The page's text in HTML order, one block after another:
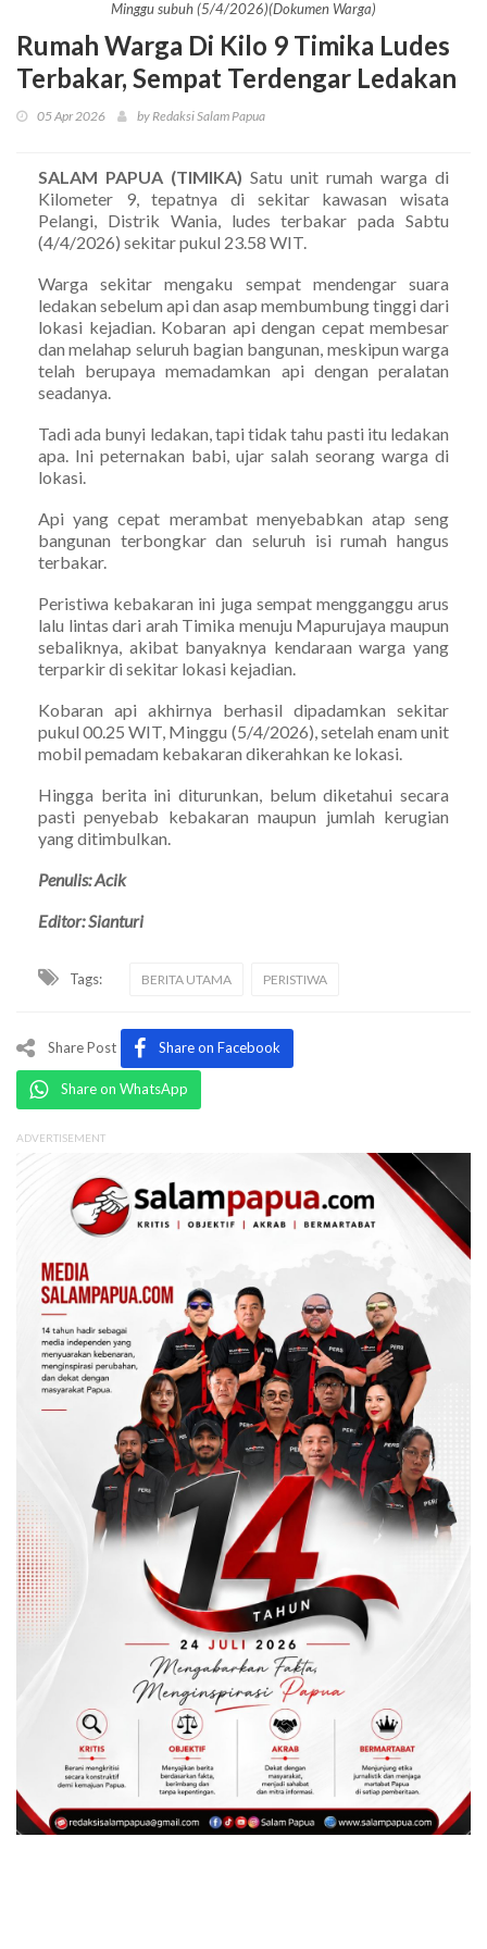
Minggu subuh (5/4/2026)(Dokumen Warga)
Rumah Warga Di Kilo 9 Timika Ludes
Terbakar, Sempat Terdengar Ledakan
05 Apr 2026 by Redaksi Salam Papua
SALAM PAPUA (TIMIKA) Satu unit rumah warga di
Kilometer 9, tepatnya di sekitar kawasan wisata
Pelangi, Distrik Wania, ludes terbakar pada Sabtu
(4/4/2026) sekitar pukul 23.58 WIT.
Warga sekitar mengaku sempat mendengar suara
ledakan sebelum api dan asap membumbung tinggi dari
lokasi kejadian. Kobaran api dengan cepat membesar
dan melahap seluruh bagian bangunan, meskipun warga
telah berupaya memadamkan api dengan peralatan
seadanya.
Tadi ada bunyi ledakan, tapi tidak tahu pasti itu ledakan
apa. Ini peternakan babi, ujar salah seorang warga di
lokasi.
Api yang cepat merambat menyebabkan atap seng
bangunan terbongkar dan seluruh isi rumah hangus
terbakar.
Peristiwa kebakaran ini juga sempat mengganggu arus
lalu lintas dari arah Timika menuju Mapurujaya maupun
sebaliknya, akibat banyaknya kendaraan warga yang
terparkir di sekitar lokasi kejadian.
Kobaran api akhirnya berhasil dipadamkan sekitar
pukul 00.25 WIT, Minggu (5/4/2026), setelah enam unit
mobil pemadam kebakaran dikerahkan ke lokasi.
Hingga berita ini diturunkan, belum diketahui secara
pasti penyebab kebakaran maupun jumlah kerugian
yang ditimbulkan.
Penulis: Acik
Editor: Sianturi
Tags: BERITA UTAMA PERISTIWA
Share Post Share on Facebook
Share on WhatsApp
ADVERTISEMENT